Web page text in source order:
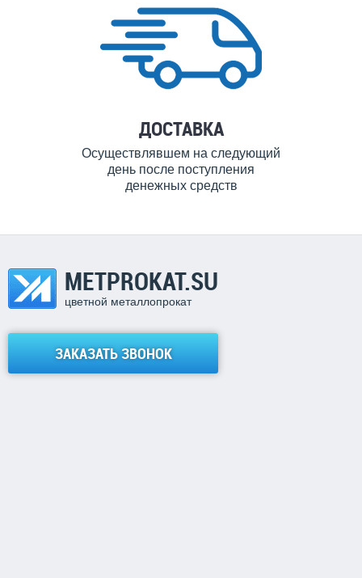
ДОСТАВКА
Осуществлявшем на следующий
день после поступления
денежных средств
METPROKAT.SU
цветной металлопрокат
ЗАКАЗАТЬ ЗВОНОК